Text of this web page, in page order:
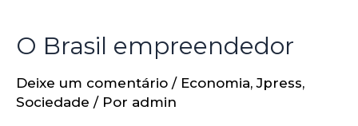
O Brasil empreendedor
Deixe um comentário / Economia,Jpress,
Sociedade / Por admin